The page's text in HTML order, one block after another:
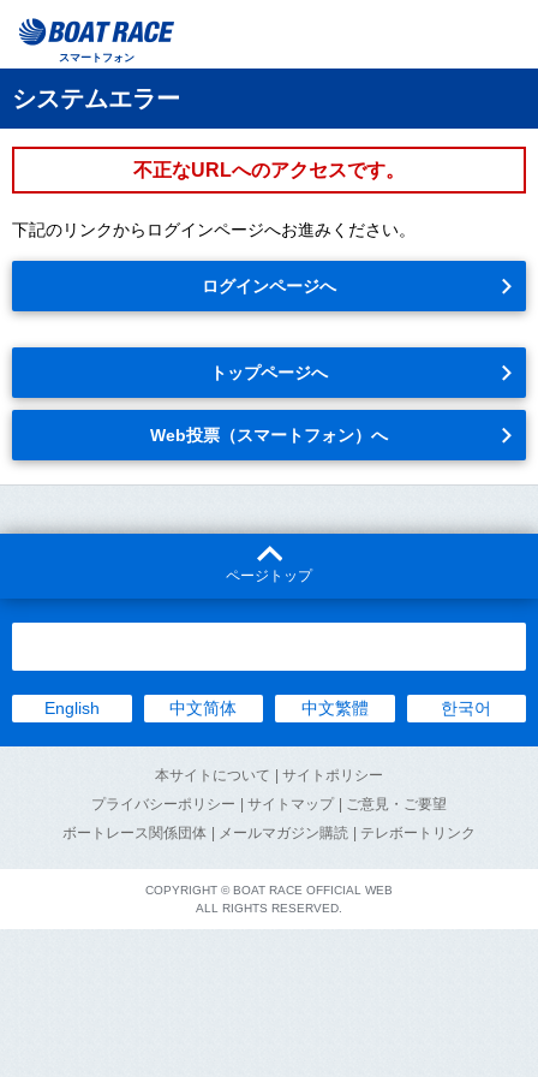
スマートフォン
システムエラー
不正なURLへのアクセスです。
下記のリンクからログインページへお進みください。
ログインページへ
トップページへ
Web投票（スマートフォン）へ
ページトップ
English 中文简体 中文繁體 한국어
本サイトについて
| サイトポリシー
プライバシーポリシー
| サイトマップ
| ご意見・ご要望
ボートレース関係団体
| メールマガジン購読 | テレボートリンク
COPYRIGHT © BOAT RACE OFFICIAL WEB
ALL RIGHTS RESERVED.